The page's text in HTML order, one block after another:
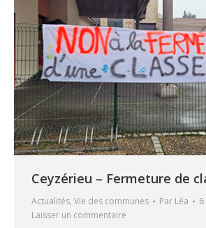
Ceyzérieu – Fermeture de
Actualités, Vie des communes Par Léa
Laisser un commentaire